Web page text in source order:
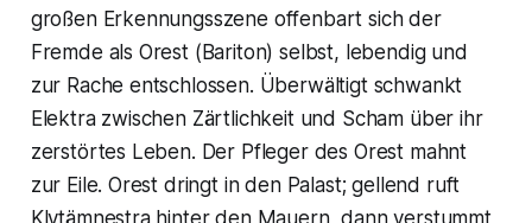
großen Erkennungsszene offenbart sich der
Fremde als Orest (Bariton) selbst, lebendig und
zur Rache entschlossen. Überwältigt schwankt
Elektra zwischen Zärtlichkeit und Scham über ihr
zerstörtes Leben. Der Pfleger des Orest mahnt
zur Eile. Orest dringt in den Palast; gellend ruft